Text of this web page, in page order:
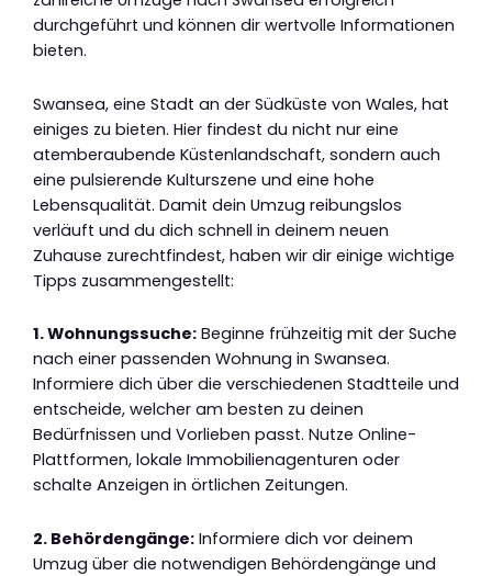
durchgeführt und können dir wertvolle Informationen
bieten.
Swansea, eine Stadt an der Südküste von Wales, hat
einiges zu bieten. Hier findest du nicht nur eine
atemberaubende Küstenlandschaft, sondern auch
eine pulsierende Kulturszene und eine hohe
Lebensqualität. Damit dein Umzug reibungslos
verläuft und du dich schnell in deinem neuen
Zuhause zurechtfindest, haben wir dir einige wichtige
Tipps zusammengestellt:
1. Wohnungssuche: Beginne frühzeitig mit der Suche
nach einer passenden Wohnung in Swansea.
Informiere dich über die verschiedenen Stadtteile und
entscheide, welcher am besten zu deinen
Bedürfnissen und Vorlieben passt. Nutze Online-
Plattformen, lokale Immobilienagenturen oder
schalte Anzeigen in örtlichen Zeitungen.
2. Behördengänge: Informiere dich vor deinem
Umzug über die notwendigen Behördengänge und